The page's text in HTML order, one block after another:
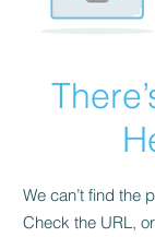
We can’t find the
Check the URL,